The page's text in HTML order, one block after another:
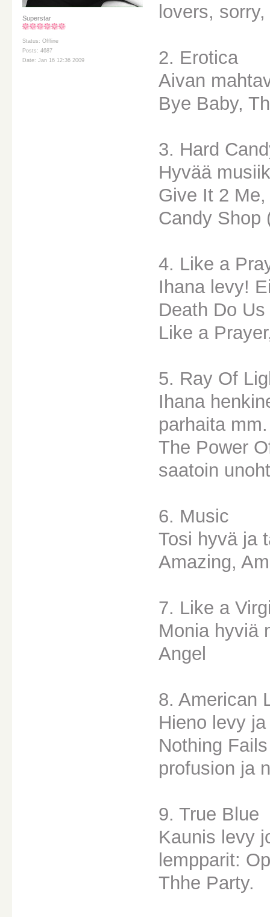
Superstar
Status: Offline
Posts: 4687
Date: Jan 16 12:36 2009
lovers,
2. Erotica
Aivan
Bye Baby,
3. Hard
Hyvää
Give It 2
Candy Shop
4. Like a
Ihana levy!
Death Do
Like a
5. Ray Of
Ihana
parhaita
The Power
saatoin
6. Music
Tosi hyvä ja
Amazing,
7. Like a
Monia hyviä
Angel
8. American
Hieno levy
Nothing
profusion ja
9. True Blue
Kaunis levy
lempparit:
Thhe Party.